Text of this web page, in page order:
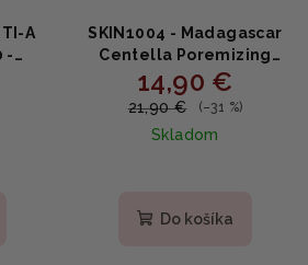
A
-
SKIN1004 - Madagascar
Centella Poremizing
Quick Clay Stick Mask -
Rýchla čistiaca ílová
tyčinka na póry s
centellou 27g
14,90 €
21,90 € (–31 %)
Skladom
produktu
Do košíka